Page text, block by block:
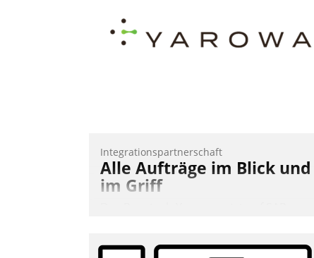
Integrationspartnerschaft
Alle Aufträge im Blick und
im Griff
integriert Yarowas Portal zur Vergabe